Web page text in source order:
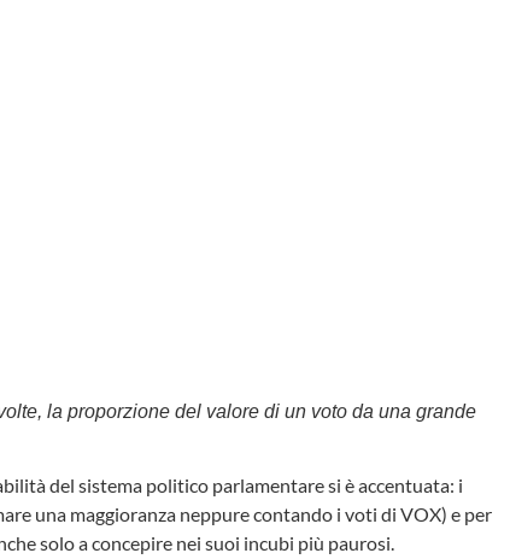
la proporzione del valore di un voto da una grande
del sistema politico parlamentare si è accentuata: i
una maggioranza neppure contando i voti di VOX) e per
solo a concepire nei suoi incubi più paurosi.